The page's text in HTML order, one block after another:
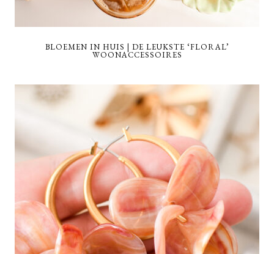
BLOEMEN IN HUIS | DE LEUKSTE ‘FLORAL’
WOONACCESSOIRES